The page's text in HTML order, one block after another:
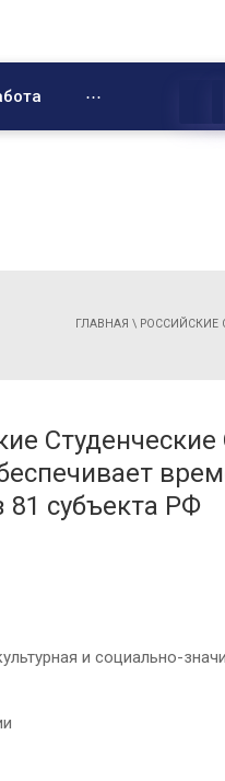
⋯
ГЛАВНАЯ \ РОССИЙСКИЕ
субъекта РФ
и социально-